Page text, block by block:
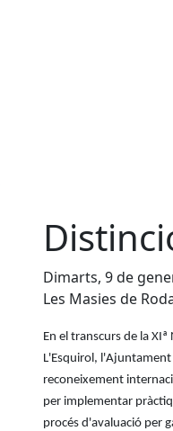
Dimarts, 9 de
Les Masies de
En el transcurs de la
L'Esquirol, l'Ajuntament
reconeixement
per implementar
procés d'avaluació per